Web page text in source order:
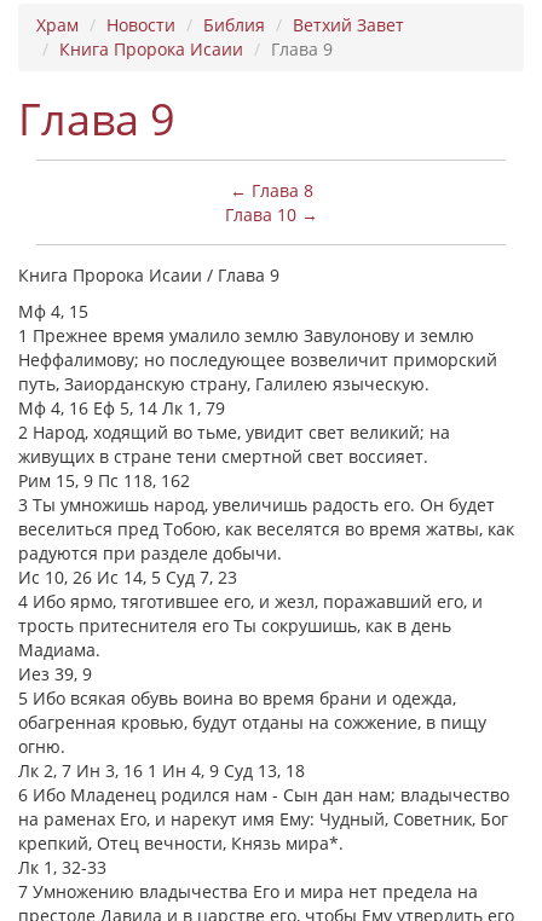
Храм Новости Библия
Ветхий Завет
Книга Пророка Исаии
Глава 9
Глава 9
← Глава 8
Глава 10 →
Книга Пророка Исаии / Глава 9
Мф 4, 15
1 Прежнее время умалило землю Завулонову и землю
Неффалимову; но последующее возвеличит приморский
путь, Заиорданскую страну, Галилею языческую.
Мф 4, 16 Еф 5, 14 Лк 1, 79
2 Народ, ходящий во тьме, увидит свет великий; на
живущих в стране тени смертной свет воссияет.
Рим 15, 9 Пс 118, 162
3 Ты умножишь народ, увеличишь радость его. Он будет
веселиться пред Тобою, как веселятся во время жатвы, как
радуются при разделе добычи.
Ис 10, 26 Ис 14, 5 Суд 7, 23
4 Ибо ярмо, тяготившее его, и жезл, поражавший его, и
трость притеснителя его Ты сокрушишь, как в день
Мадиама.
Иез 39, 9
5 Ибо всякая обувь воина во время брани и одежда,
обагренная кровью, будут отданы на сожжение, в пищу
огню.
Лк 2, 7 Ин 3, 16 1 Ин 4, 9 Суд 13, 18
6 Ибо Младенец родился нам - Сын дан нам; владычество
на раменах Его, и нарекут имя Ему: Чудный, Советник, Бог
крепкий, Отец вечности, Князь мира*.
Лк 1, 32-33
7 Умножению владычества Его и мира нет предела на
престоле Давида и в царстве его, чтобы Ему утвердить его